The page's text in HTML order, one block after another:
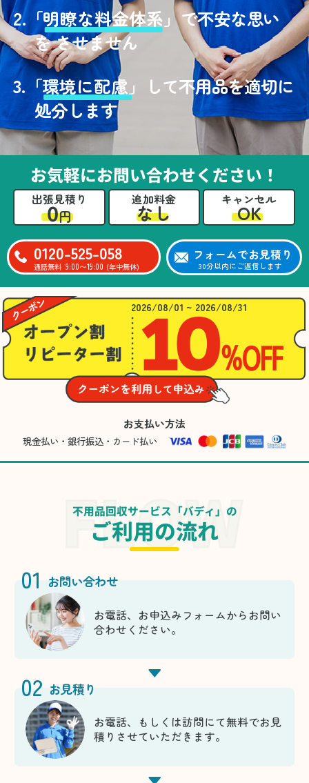
2.「明瞭な料金体系」で不安な思い
を させません
3. 「環境に配慮」
して不用品を適切に
処分します
お気軽にお問い合わせください！
出張見積り
0円
追加料金
なし
キャンセル
OK
0120-525-058
通話無料 9:00〜19:00 (年中無休)
フォームでお見積り
30分以内にご返信します
2026/08/01 ~ 2026/08/31
お支払い方法
現金払い・銀行振込・カード払い
不用品回収サービス「バディ」の
ご利用の流れ
01 お問い合わせ
お電話、お申込みフォームからお問い
合わせください。
02 お見積り
お電話、もしくは訪問にて無料でお見
積りさせていただきます。